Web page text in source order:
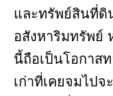
และทรัพย์สินที่ดิ
อสังหาริมทรัพย์
นี้ถือเป็นโอกาส
เก่าที่เคยจมไป